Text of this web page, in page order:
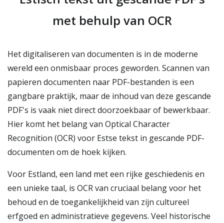
met behulp van OCR
Het digitaliseren van documenten is in de moderne
wereld een onmisbaar proces geworden. Scannen van
papieren documenten naar PDF-bestanden is een
gangbare praktijk, maar de inhoud van deze gescande
PDF's is vaak niet direct doorzoekbaar of bewerkbaar.
Hier komt het belang van Optical Character
Recognition (OCR) voor Estse tekst in gescande PDF-
documenten om de hoek kijken.
Voor Estland, een land met een rijke geschiedenis en
een unieke taal, is OCR van cruciaal belang voor het
behoud en de toegankelijkheid van zijn cultureel
erfgoed en administratieve gegevens. Veel historische